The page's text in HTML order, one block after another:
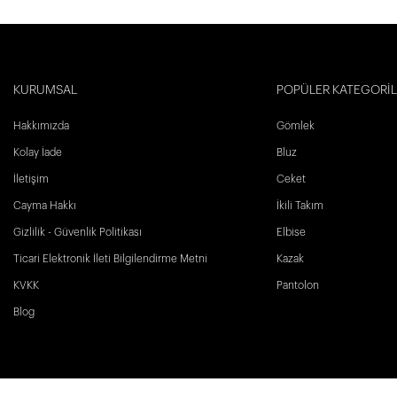
KURUMSAL
Hakkımızda
Kolay İade
İletişim
Cayma Hakkı
Gizlilik - Güvenlik Politikası
Ticari Elektronik İleti Bilgilendirme Metni
KVKK
Blog
POPÜLER
Gömlek
Bluz
Ceket
İkili Takım
Elbise
Kazak
Pantolon